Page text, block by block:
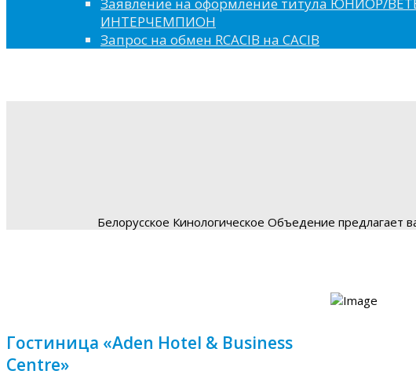
ИНТЕРЧЕМПИОН
Запрос на обмен RCACIB на CACIB
Белорусское Кинологическое Объедение предлагает
Гостиница «Aden Hotel & Business
Centre»